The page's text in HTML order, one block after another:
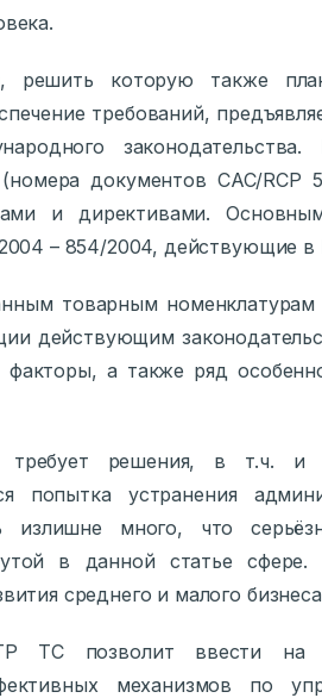
которую также
требований,
документов CAC/RCP
и директивами.
– 854/2004, действующие в
товарным номенклатурам
действующим
факторы, а также ряд
решения, в т.ч. и
попытка устранения
много, что
в данной статье сфере.
среднего и малого
ТС позволит ввести на
механизмов по